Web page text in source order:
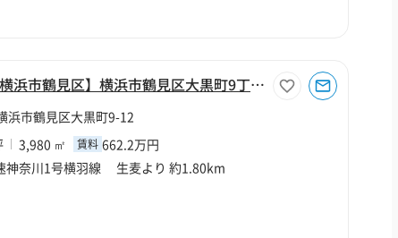
【神奈川県横浜市鶴見区】横浜市鶴見区大黒町9丁目1204坪倉庫
浜市鶴見区大黒町9-12
3,980 ㎡ 賃料 662.2万円
神奈川1号横羽線 生麦より 約1.80km